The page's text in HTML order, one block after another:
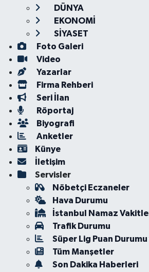
DÜNYA
EKONOMİ
SİYASET
Foto Galeri
Video
Yazarlar
Firma Rehberi
Seri İlan
Röportaj
Biyografi
Anketler
Künye
İletişim
Servisler
Nöbetçi Eczaneler
Hava Durumu
İstanbul Namaz
Trafik Durumu
Süper Lig Puan
Tüm Manşetler
Son Dakika Haberleri